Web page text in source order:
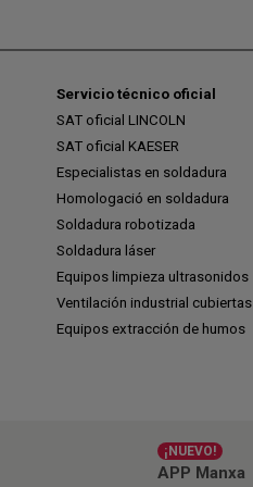
Servicio técnico oficial
SAT oficial LINCOLN
SAT oficial KAESER
Especialistas en soldadura
Homologació en soldadura
Soldadura robotizada
Soldadura láser
Equipos limpieza ultrasonidos
Ventilación industrial cubiertas
Equipos extracción de humos
¡NUEVO!
APP Manxa